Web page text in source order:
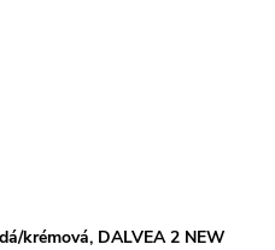
krémová, DALVEA 2 NEW